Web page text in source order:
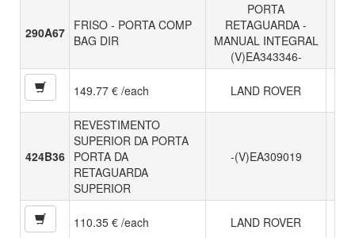
290A67
FRISO - PORTA COMP
BAG DIR
PORTA
RETAGUARDA -
MANUAL INTEGRAL
(V)EA343346-
149.77 € /each LAND ROVER
424B36
REVESTIMENTO
SUPERIOR DA PORTA
PORTA DA
RETAGUARDA
SUPERIOR
-(V)EA309019
110.35 € /each LAND ROVER